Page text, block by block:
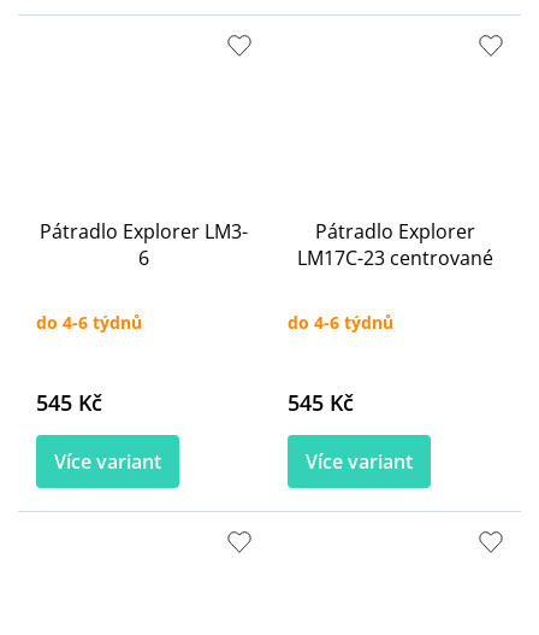
Pátradlo Explorer LM3-
6
do 4-6 týdnů
545 Kč
Více variant
Pátradlo Explorer
LM17C-23 centrované
do 4-6 týdnů
545 Kč
Více variant